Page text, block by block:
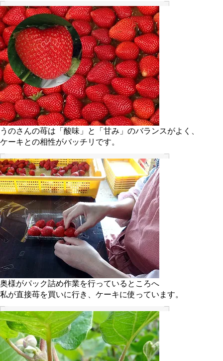
うのさんの苺は「酸味」と「甘み」のバランスがよく、
ケーキとの相性がバッチリです。
奥様がパック詰め作業を行っているところへ
私が直接苺を買いに行き、ケーキに使っています。